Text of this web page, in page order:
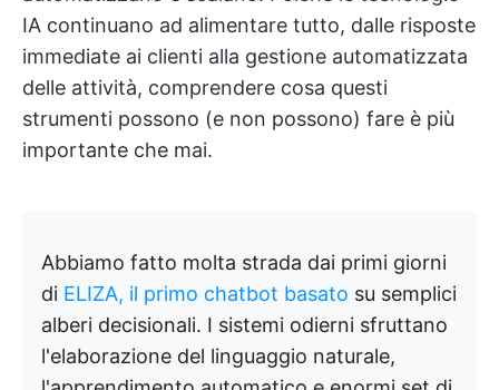
IA continuano ad alimentare tutto, dalle risposte
immediate ai clienti alla gestione automatizzata
delle attività, comprendere cosa questi
strumenti possono (e non possono) fare è più
importante che mai.
Abbiamo fatto molta strada dai primi giorni
di ELIZA, il primo chatbot basato su semplici
alberi decisionali. I sistemi odierni sfruttano
l'elaborazione del linguaggio naturale,